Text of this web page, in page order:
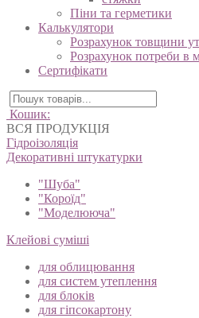
Піни та герметики
Калькулятори
Розрахунок товщини
Розрахунок потреби в
Сертифікати
Кошик:
ВСЯ ПРОДУКЦІЯ
Гідроізоляція
Декоративні штукатурки
"Шуба"
"Короїд"
"Моделююча"
Клейові суміші
для облицювання
для систем утеплення
для блоків
для гіпсокартону